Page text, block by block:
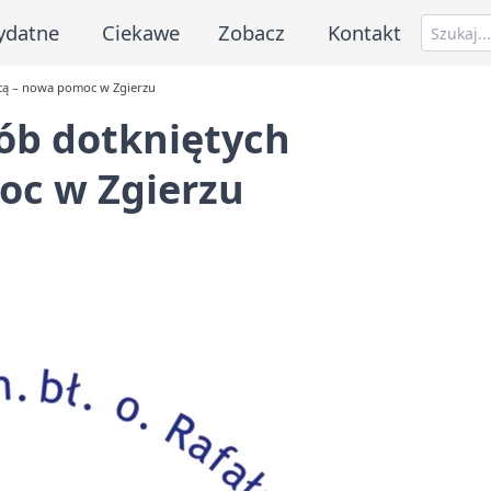
Ciekawe Zobacz Kontakt
– nowa pomoc w Zgierzu
dotkniętych
w Zgierzu